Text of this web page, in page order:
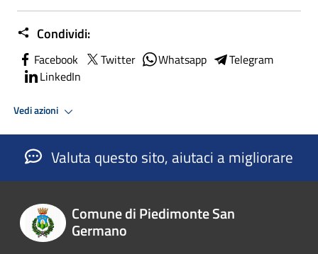
Condividi:
Facebook Twitter Whatsapp
Telegram
LinkedIn
Vedi azioni
Valuta questo sito, aiutaci a migliorare
Comune di Piedimonte San
Germano